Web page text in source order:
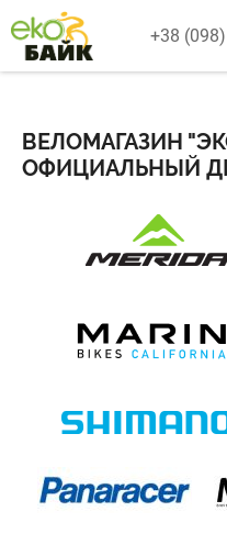
+38
ВЕЛОМАГАЗИН
ОФИЦИАЛЬНЫЙ